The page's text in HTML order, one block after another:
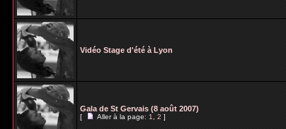
Vidéo Stage d'été à Lyon
Gala de St Gervais (8 août 2007)
[ Aller à la page:1,2]